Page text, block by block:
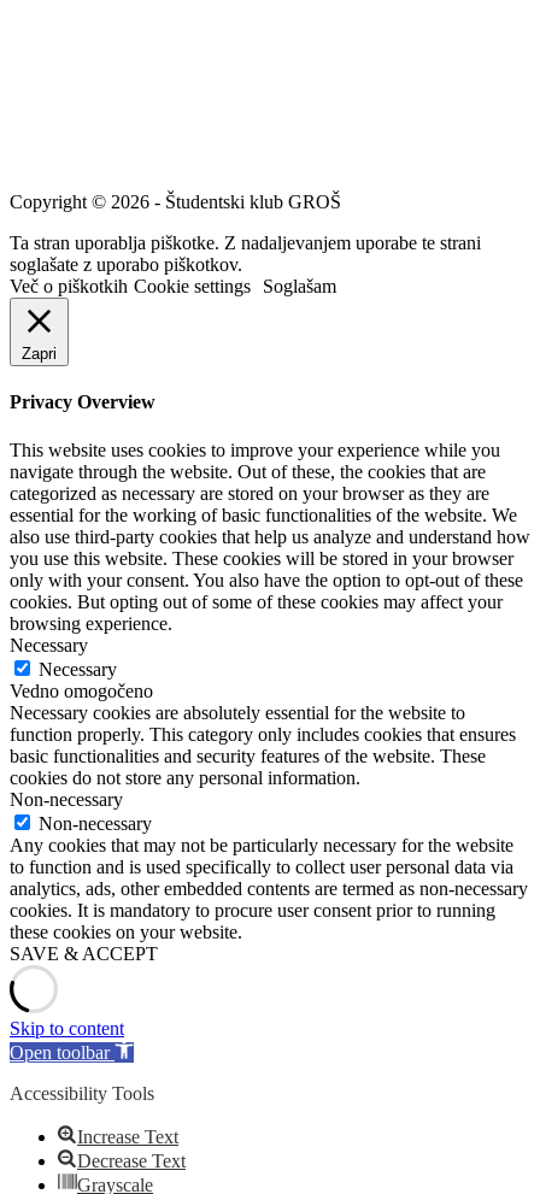
Copyright © 2026 - Študentski klub GROŠ
Ta stran uporablja piškotke. Z nadaljevanjem uporabe te strani
soglašate z uporabo piškotkov.
Več o piškotkih Cookie settings Soglašam
Zapri
Privacy Overview
This website uses cookies to improve your experience while you
navigate through the website. Out of these, the cookies that are
categorized as necessary are stored on your browser as they are
essential for the working of basic functionalities of the website. We
also use third-party cookies that help us analyze and understand how
you use this website. These cookies will be stored in your browser
only with your consent. You also have the option to opt-out of these
cookies. But opting out of some of these cookies may affect your
browsing experience.
Necessary
Necessary
Vedno omogočeno
Necessary cookies are absolutely essential for the website to
function properly. This category only includes cookies that ensures
basic functionalities and security features of the website. These
cookies do not store any personal information.
Non-necessary
Non-necessary
Any cookies that may not be particularly necessary for the website
to function and is used specifically to collect user personal data via
analytics, ads, other embedded contents are termed as non-necessary
cookies. It is mandatory to procure user consent prior to running
these cookies on your website.
SAVE & ACCEPT
Skip to content
Open toolbar
Accessibility Tools
Increase Text
Decrease Text
Grayscale